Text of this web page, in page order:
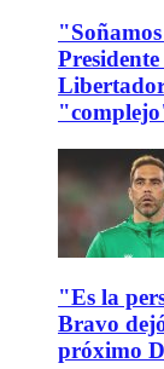
"Es la
Bravo
próximo